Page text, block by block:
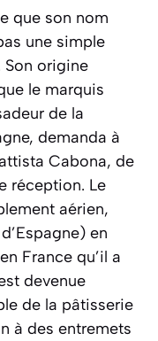
que son nom
une simple
Son origine
le marquis
de la
demanda à
Cabona, de
réception. Le
aérien,
en
France qu’il a
devenue
de la pâtisserie
à des entremets